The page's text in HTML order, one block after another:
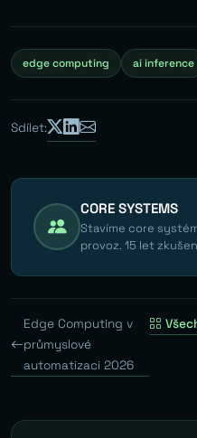
edge computing ai inference
Sdílet:
CORE SYSTEMS
Stavíme core
provoz. 15 let
Edge Computing v
průmyslové
automatizaci 2026